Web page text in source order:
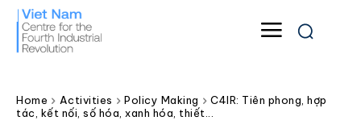
Home Activities Policy Making
C4IR: Tiên phong, hợp
tác, kết nối, số hóa, xanh hóa, thiết...